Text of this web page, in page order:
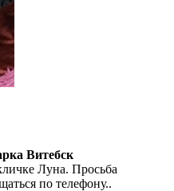
Витебск
Луна. Просьба
по телефону..